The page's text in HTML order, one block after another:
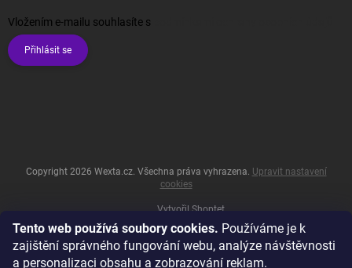
Tento web používá soubory cookies. Používáme je k
zajištění správného fungování webu, analýze návštěvnosti
a personalizaci obsahu a zobrazování reklam.
Vložením e-mailu souhlasíte s
Přihlásit se
Vytvořil Shoptet
Copyright 2026 Wexta.cz. Všechna práva vyhrazena. Upravit nastavení
cookies